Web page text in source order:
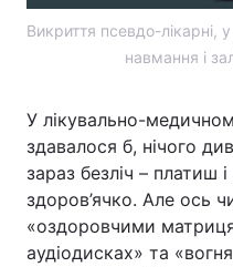
Викриття псевдо-лікарні,
навмання і
У лікувально-
здавалося б, нічого
зараз безліч – платиш
здоров’ячко. Але ось
«оздоровчими
аудіодисках» та